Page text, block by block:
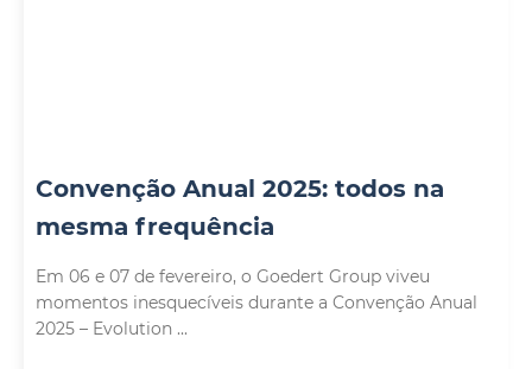
Convenção Anual 2025: todos na
mesma frequência
Em 06 e 07 de fevereiro, o Goedert Group viveu
momentos inesquecíveis durante a Convenção Anual
2025 – Evolution ...